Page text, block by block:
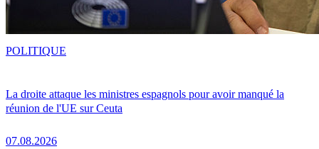
La droite attaque les ministres espagnols pour avoir manqué la
réunion de l'UE sur Ceuta
07.08.2026
POLITIQUE